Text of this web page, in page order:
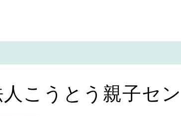
あなた
スペシ
ボラン
活動の
こうとう親子セ